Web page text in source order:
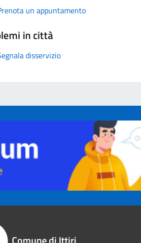
un appuntamento
in città
disservizio